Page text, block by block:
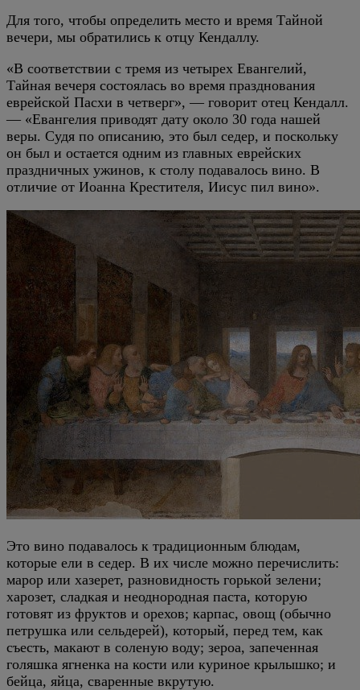
Для того, чтобы определить место и время Тайной
вечери, мы обратились к отцу Кендаллу.
«В соответствии с тремя из четырех Евангелий,
Тайная вечеря состоялась во время празднования
еврейской Пасхи в четверг», — говорит отец Кендалл.
— «Евангелия приводят дату около 30 года нашей
веры. Судя по описанию, это был седер, и поскольку
он был и остается одним из главных еврейских
праздничных ужинов, к столу подавалось вино. В
отличие от Иоанна Крестителя, Иисус пил вино».
Это вино подавалось к традиционным блюдам,
которые ели в седер. В их числе можно перечислить:
марор или хазерет, разновидность горькой зелени;
харозет, сладкая и неоднородная паста, которую
готовят из фруктов и орехов; карпас, овощ (обычно
петрушка или сельдерей), который, перед тем, как
съесть, макают в соленую воду; зероа, запеченная
голяшка ягненка на кости или куриное крылышко; и
бейца, яйца, сваренные вкрутую.